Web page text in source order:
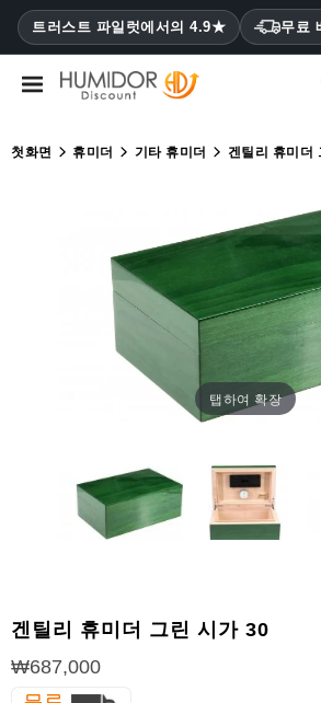
트러스트 파일럿에서의 4.9★ 무료
CATEGORY
휴
시
저
첫화면 휴미더 기타 휴미더 겐틸리 휴미더
탭하여 확장
겐틸리 휴미더 그린 시가 30
₩687,000